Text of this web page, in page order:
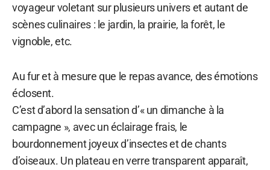
voyageur voletant sur plusieurs univers et autant de
scènes culinaires : le jardin, la prairie, la forêt, le
vignoble, etc.
Au fur et à mesure que le repas avance, des émotions
éclosent.
C’est d’abord la sensation d’« un dimanche à la
campagne », avec un éclairage frais, le
bourdonnement joyeux d’insectes et de chants
d’oiseaux. Un plateau en verre transparent apparaît,